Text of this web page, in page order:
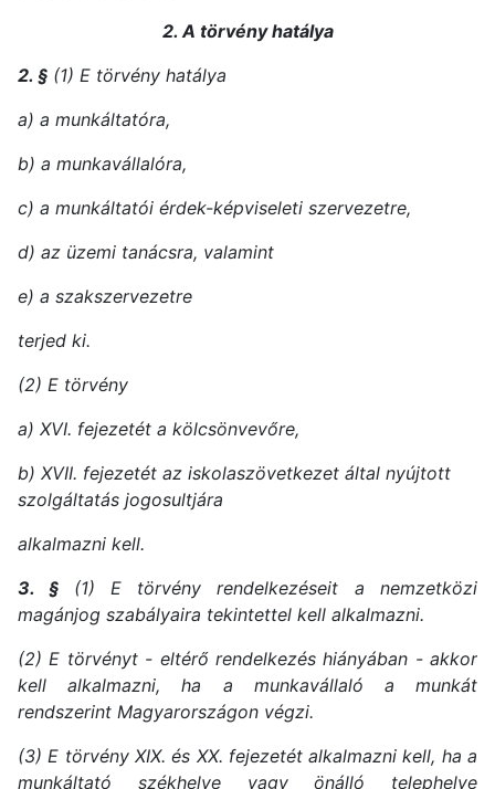
2. A törvény hatálya
2. § (1) E törvény hatálya
a) a munkáltatóra,
b) a munkavállalóra,
c) a munkáltatói érdek-képviseleti szervezetre,
d) az üzemi tanácsra, valamint
e) a szakszervezetre
terjed ki.
(2) E törvény
a) XVI. fejezetét a kölcsönvevőre,
b) XVII. fejezetét az iskolaszövetkezet által nyújtott
szolgáltatás jogosultjára
alkalmazni kell.
3. § (1) E törvény rendelkezéseit a nemzetközi
magánjog szabályaira tekintettel kell alkalmazni.
(2) E törvényt - eltérő rendelkezés hiányában - akkor
kell alkalmazni, ha a munkavállaló a munkát
rendszerint Magyarországon végzi.
(3) E törvény XIX. és XX. fejezetét alkalmazni kell, ha a
munkáltató székhelye vagy önálló telephelye